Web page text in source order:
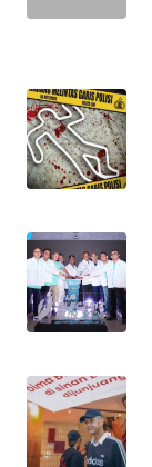
WN
KARAWANG
BEKASI
WN
BOGOR
DEPOK
WN